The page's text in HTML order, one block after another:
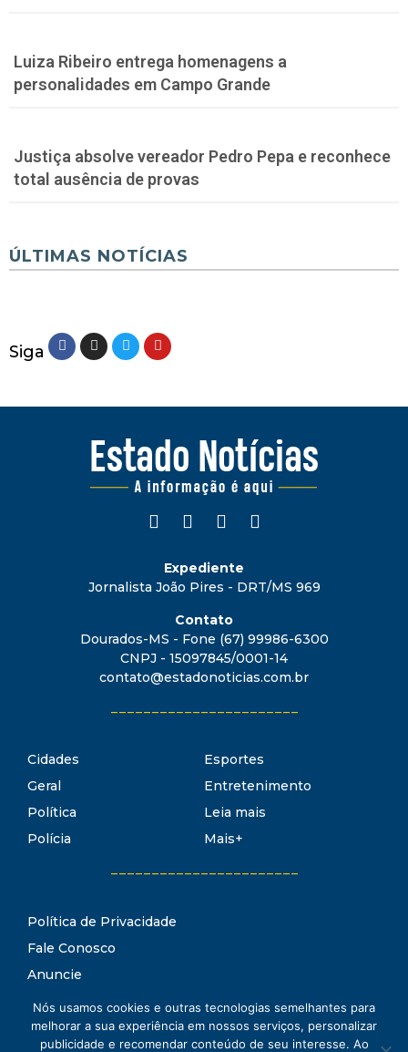
Luiza Ribeiro entrega homenagens a
personalidades em Campo Grande
Justiça absolve vereador Pedro Pepa e reconhece
total ausência de provas
ÚLTIMAS NOTÍCIAS
Siga
Expediente
Jornalista João Pires - DRT/MS 969
Contato
Dourados-MS - Fone (67) 99986-6300
CNPJ - 15097845/0001-14
contato@estadonoticias.com.br
Cidades
Geral
Política
Polícia
Esportes
Entretenimento
Leia mais
Mais+
Política de Privacidade
Fale Conosco
Anuncie
Termos de Uso
Conheça oEstado Notícias
Nós usamos cookies e outras tecnologias semelhantes para
melhorar a sua experiência em nossos serviços, personalizar
publicidade e recomendar conteúdo de seu interesse. Ao